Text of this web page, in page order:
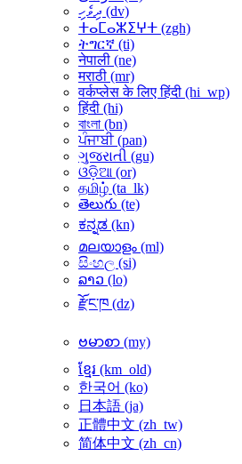
ދިވެހި ‎(dv)‎
ⵜⴰⵎⴰⵣⵉⵖⵜ ‎(zgh)‎
ትግርኛ ‎(ti)‎
नेपाली ‎(ne)‎
मराठी ‎(mr)‎
वर्कप्लेस के लिए हिंदी ‎(hi_wp)‎
हिंदी ‎(hi)‎
বাংলা ‎(bn)‎
ਪੰਜਾਬੀ ‎(pan)‎
ગુજરાતી ‎(gu)‎
ଓଡ଼ିଆ ‎(or)‎
தமிழ் ‎(ta_lk)‎
తెలుగు ‎(te)‎
ಕನ್ನಡ ‎(kn)‎
മലയാളം ‎(ml)‎
සිංහල ‎(si)‎
ລາວ ‎(lo)‎
རྫོང་ཁ ‎(dz)‎
ဗမာစာ ‎(my)‎
ខ្មែរ ‎(km_old)‎
한국어 ‎(ko)‎
日本語 ‎(ja)‎
正體中文 ‎(zh_tw)‎
简体中文 ‎(zh_cn)‎